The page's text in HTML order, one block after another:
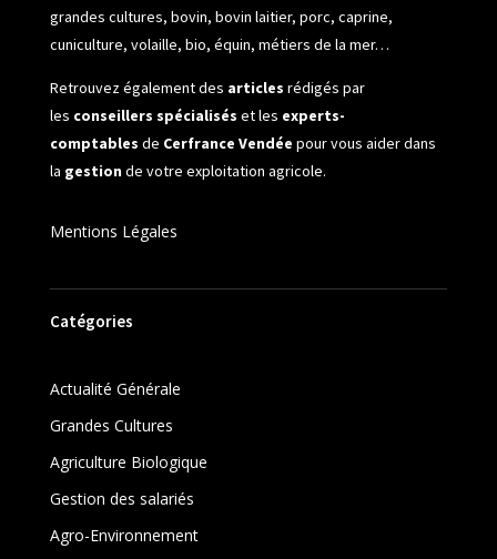
grandes cultures, bovin, bovin laitier, porc, caprine,
cuniculture, volaille, bio, équin, métiers de la mer…
Retrouvez également des articles rédigés par
les conseillers spécialisés et les experts-
comptables de Cerfrance Vendée pour vous aider dans
la gestionde votre exploitation agricole.
Mentions Légales
Catégories
Actualité Générale
Grandes Cultures
Agriculture Biologique
Gestion des salariés
Agro-Environnement